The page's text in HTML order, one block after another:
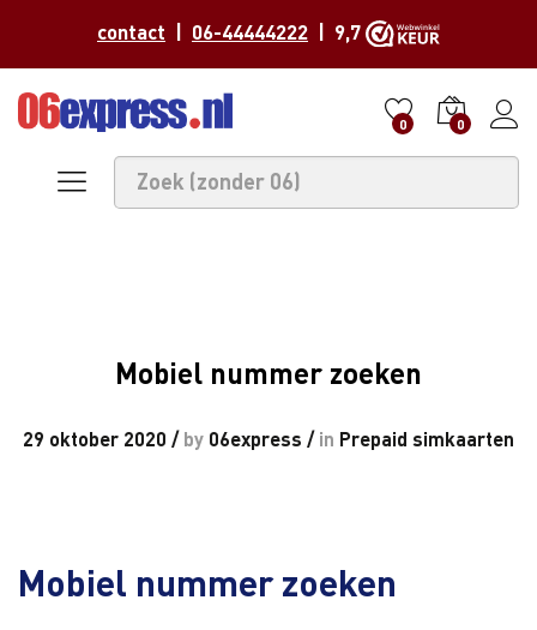
contact 06-44444222 | 9,7
0 0
Mobiel nummer zoeken
29 oktober 2020 /by 06express /in Prepaid simkaarten
Mobiel nummer zoeken